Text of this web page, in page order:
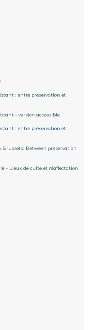
: entre préservation et
- version accessible
: entre préservation et
Between preservation
- Lieux de culte et réaffectation